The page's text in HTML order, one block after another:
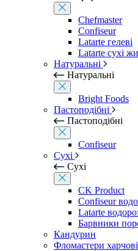
Chefmaster
Confiseur
Latarte гелеві
Latarte сухі
Натуральні
Натуральні
Bright Foods
Пастоподібні
Пастоподібні
Confiseur
Сухі
Сухі
CK Product
Confiseur
Latarte
Барвники
Кандурин
Фломастери харчові